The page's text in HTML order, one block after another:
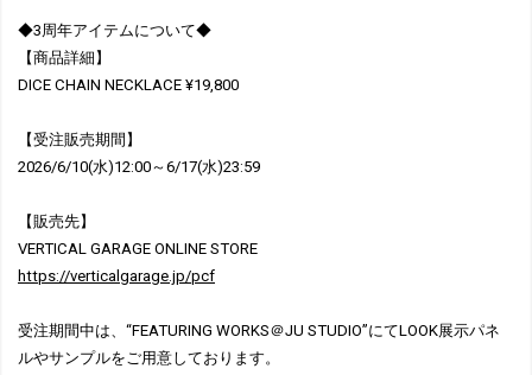
◆3周年アイテムについて◆
【商品詳細】
DICE CHAIN NECKLACE ¥19,800
【受注販売期間】
2026/6/10(水)12:00～6/17(水)23:59
【販売先】
VERTICAL GARAGE ONLINE STORE
https://verticalgarage.jp/pcf
受注期間中は、“FEATURING WORKS＠JU STUDIO”にてLOOK展示パネ
ルやサンプルをご用意しております。